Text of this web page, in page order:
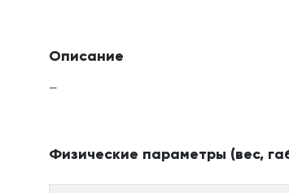
Описание
—
Физические параметры (вес,